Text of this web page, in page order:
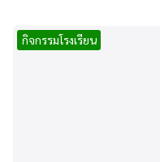
กิจกรรมโรงเรียน